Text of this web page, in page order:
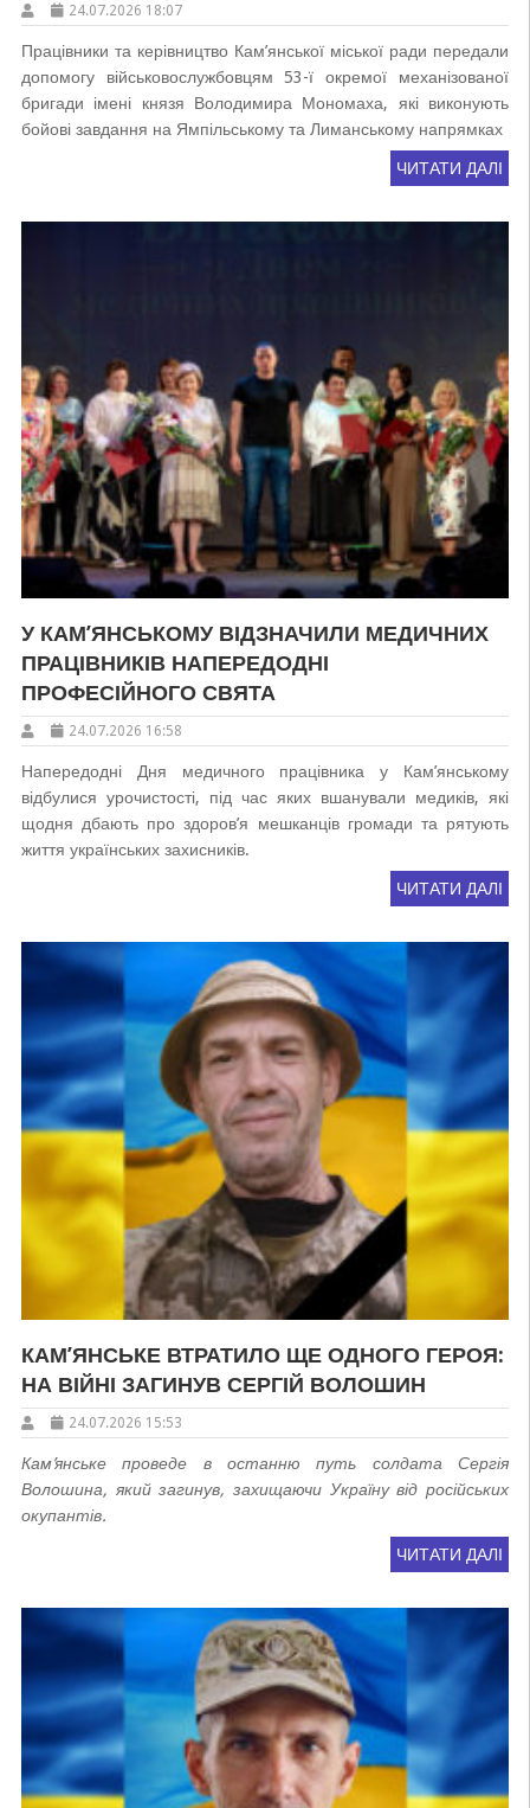
24.07.2026 18:07
Працівники та керівництво Кам’янської міської ради передали
допомогу військовослужбовцям 53-ї окремої механізованої
бригади імені князя Володимира Мономаха, які виконують
бойові завдання на Ямпільському та Лиманському напрямках
ЧИТАТИ ДАЛІ
У КАМ’ЯНСЬКОМУ ВІДЗНАЧИЛИ МЕДИЧНИХ
ПРАЦІВНИКІВ НАПЕРЕДОДНІ
ПРОФЕСІЙНОГО СВЯТА
24.07.2026 16:58
Напередодні Дня медичного працівника у Кам’янському
відбулися урочистості, під час яких вшанували медиків, які
щодня дбають про здоров’я мешканців громади та рятують
життя українських захисників.
ЧИТАТИ ДАЛІ
КАМ’ЯНСЬКЕ ВТРАТИЛО ЩЕ ОДНОГО ГЕРОЯ:
НА ВІЙНІ ЗАГИНУВ СЕРГІЙ ВОЛОШИН
24.07.2026 15:53
Кам’янське проведе в останню путь солдата Сергія
Волошина, який загинув, захищаючи Україну від російських
окупантів.
ЧИТАТИ ДАЛІ